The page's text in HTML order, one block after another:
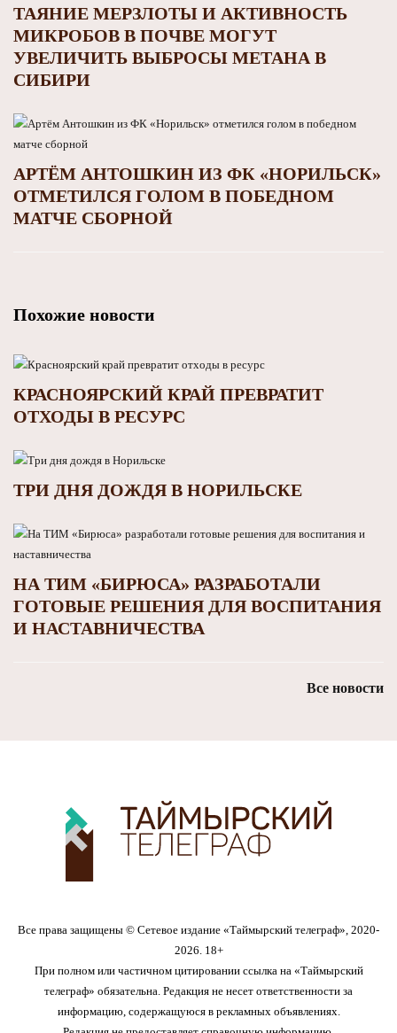
ТАЯНИЕ МЕРЗЛОТЫ И АКТИВНОСТЬ
МИКРОБОВ В ПОЧВЕ МОГУТ
УВЕЛИЧИТЬ ВЫБРОСЫ МЕТАНА В
СИБИРИ
АРТЁМ АНТОШКИН ИЗ ФК «НОРИЛЬСК»
ОТМЕТИЛСЯ ГОЛОМ В ПОБЕДНОМ
МАТЧЕ СБОРНОЙ
Похожие новости
КРАСНОЯРСКИЙ КРАЙ ПРЕВРАТИТ
ОТХОДЫ В РЕСУРС
ТРИ ДНЯ ДОЖДЯ В НОРИЛЬСКЕ
НА ТИМ «БИРЮСА» РАЗРАБОТАЛИ
ГОТОВЫЕ РЕШЕНИЯ ДЛЯ ВОСПИТАНИЯ
И НАСТАВНИЧЕСТВА
Все новости
Все права защищены © Сетевое издание «Таймырский телеграф», 2020-
2026. 18+
При полном или частичном цитировании ссылка на «Таймырский
телеграф» обязательна. Редакция не несет ответственности за
информацию, содержащуюся в рекламных объявлениях.